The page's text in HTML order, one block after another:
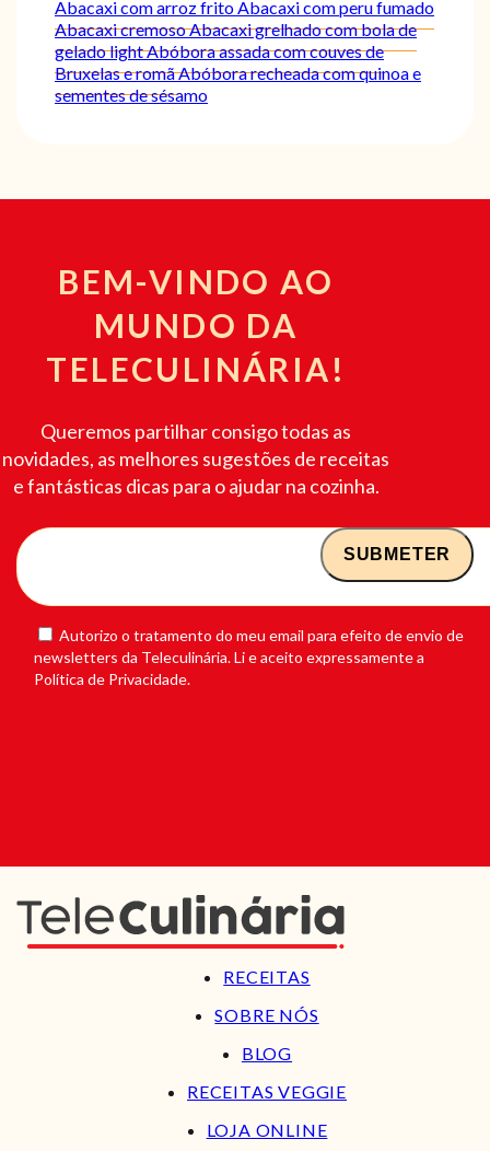
Abacaxi com arroz fritoAbacaxi com peru fumado
Abacaxi cremosoAbacaxi grelhado com bola de
gelado lightAbóbora assada com couves de
Bruxelas e romãAbóbora recheada com quinoa e
sementes de sésamo
BEM-VINDO AO
MUNDO DA
TELECULINÁRIA!
Queremos partilhar consigo todas as
novidades, as melhores sugestões de receitas
e fantásticas dicas para o ajudar na cozinha.
Autorizo o tratamento do meu email para efeito de envio de
newsletters da Teleculinária. Li e aceito expressamente a
Política de Privacidade.
RECEITAS
SOBRE NÓS
BLOG
RECEITAS VEGGIE
LOJA ONLINE